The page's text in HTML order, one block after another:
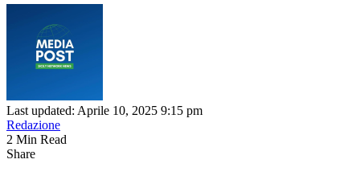
Last updated: Aprile 10, 2025 9:15 pm
Redazione
2 Min Read
Share